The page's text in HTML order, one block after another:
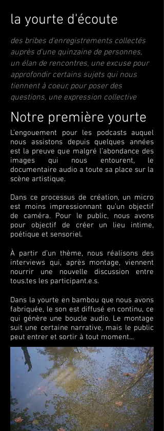
la yourte d'écoute
des bribes d'enregistrements collectés
auprès d'une quinzaine de personnes,
un élan de rencontres, une excuse pour
approfondir certains sujets qui nous
tiennent à coeur, pour poser des
questions, une expression collective
Notre première yourte
L’engouement pour les podcasts auquel
nous assistons depuis quelques années
est la preuve que malgré l’abondance des
images qui nous entourent, le
documentaire audio a toute sa place sur la
scène artistique.
Dans ce processus de création, un micro
est moins impressionnant qu’un objectif
de caméra. Pour le public, nous avons
pour objectif de créer un lieu intime,
poétique et sensoriel.
À partir d’un thème, nous réalisons des
interviews qui, après montage, viennent
nourrir une nouvelle discussion entre
tous.tes les participant.e.s.
Dans la yourte en bambou que nous avons
fabriquée, le son est diffusé en continu, ce
qui génère une boucle audio. Le montage
suit une certaine narrative, mais le public
peut entrer et sortir à tout moment...